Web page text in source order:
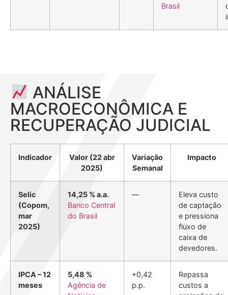
Brasil
ANÁLISE
MACROECONÔMICA E
RECUPERAÇÃO JUDICIAL
Indicador
Valor (22 abr
2025)
Variação
Semanal
Impacto
Selic
(Copom,
mar
2025)
14,25 % a.a.
Banco Central
do Brasil
—
Eleva custo
de captação
e pressiona
fluxo de
caixa de
devedores.
IPCA – 12
meses
5,48 %
Agência de
+0,42
p.p.
Repassa
custos a